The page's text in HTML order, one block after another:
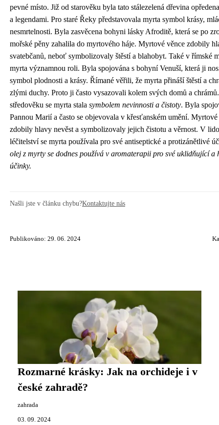
pevné místo. Již od starověku byla tato stálezelená dřevina
a legendami. Pro staré Řeky představovala myrta symbol krásy,
nesmrtelnosti. Byla zasvěcena bohyni lásky Afroditě, která se po
mořské pěny zahalila do myrtového háje. Myrtové věnce zdobily
svatebčanů, neboť symbolizovaly štěstí a blahobyt. Také v římské
myrta významnou roli. Byla spojována s bohyní Venuší, která ji
symbol plodnosti a krásy. Římané věřili, že myrta přináší štěstí a
zlými duchy. Proto ji často vysazovali kolem svých domů a
středověku se myrta stala symbolem nevinnosti a čistoty. Byla
Pannou Marií a často se objevovala v křesťanském umění. Myrtové
zdobily hlavy nevěst a symbolizovaly jejich čistotu a věrnost. V
léčitelství se myrta používala pro své antiseptické a protizánětlivé
olej z myrty se dodnes používá v aromaterapii pro své uklidňující a
účinky.
Našli jste v článku chybu?Kontaktujte nás
Publikováno: 29. 06. 2024
Rozmarné krásky: Jak na orchideje i v
české zahradě?
zahrada
03. 09. 2024